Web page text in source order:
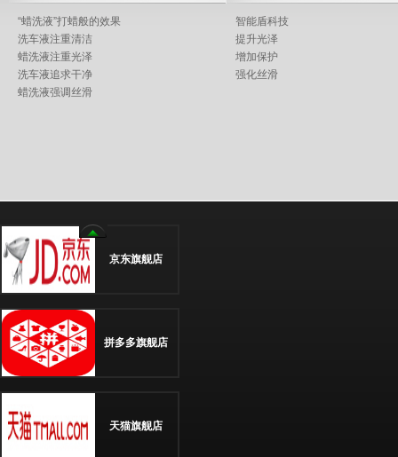
“蜡洗液”打蜡般的效果
洗车液注重清洁
蜡洗液注重光泽
洗车液追求干净
蜡洗液强调丝滑
智能盾科技
提升光泽
增加保护
强化丝滑
京东旗舰店
拼多多旗舰店
天猫旗舰店